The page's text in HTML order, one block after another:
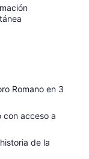
Romano en 3
con acceso a
de la